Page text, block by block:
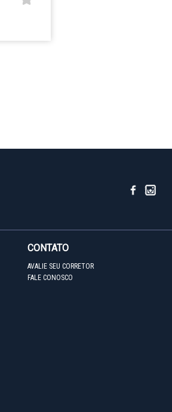
CONTATO
AVALIE SEU CORRETOR
FALE CONOSCO